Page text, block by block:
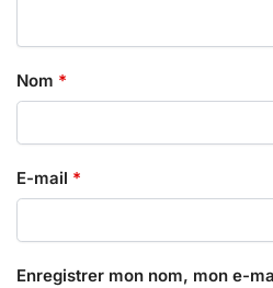
Nom *
E-mail *
Enregistrer mon nom, mon e-